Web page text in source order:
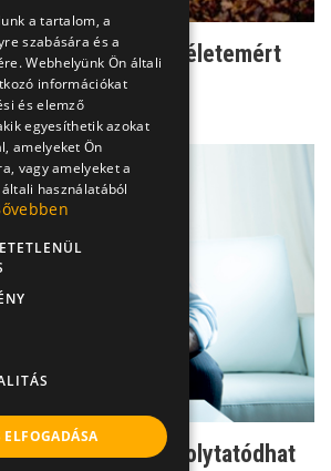
úgy éreztem, az életemért
kezdődik és így folytatódhat
a tartalom, a
szabására és a
Webhelyünk Ön általi
információkat
és elemző
egyesíthetik azokat
amelyeket Ön
vagy amelyeket a
használatából
ELFOGADÁSA